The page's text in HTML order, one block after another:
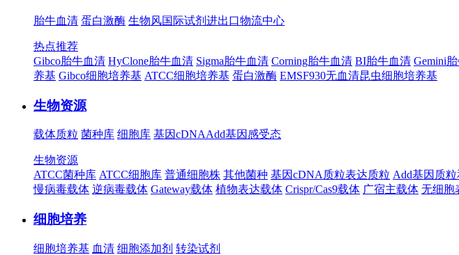
胎牛血清 蛋白激酶 生物风国际试剂进出口物流中心
热点推荐
Gibco胎牛血清 HyClone胎牛血清 Sigma胎牛血清 Corning胎牛血清 BI胎牛血清 Gemini
养基 Gibco细胞培养基 ATCC细胞培养基 蛋白激酶 EMSF930无血清昆虫细胞培养基
生物资源
载体质粒 菌种库 细胞库 基因cDNAAdd基因感受态
生物资源
ATCC菌种库 ATCC细胞库 普通细胞株 其他菌种 基因cDNA质粒表达质粒 Add基因质
慢病毒载体 逆病毒载体 Gateway载体 植物表达载体 Crispr/Cas9载体 广宿主载体 无细胞
细胞培养
细胞培养基 血清 细胞添加剂 转染试剂